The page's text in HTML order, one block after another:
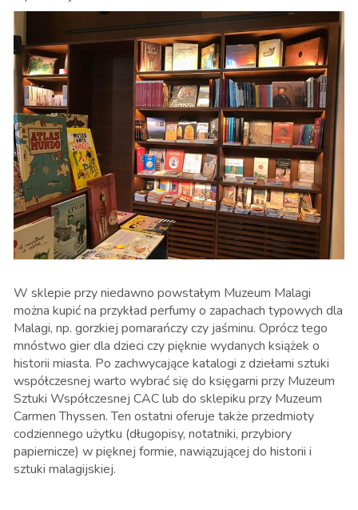
W sklepie przy niedawno powstałym Muzeum Malagi
można kupić na przykład perfumy o zapachach typowych dla
Malagi, np. gorzkiej pomarańczy czy jaśminu. Oprócz tego
mnóstwo gier dla dzieci czy pięknie wydanych książek o
historii miasta. Po zachwycające katalogi z dziełami sztuki
współczesnej warto wybrać się do księgarni przy Muzeum
Sztuki Współczesnej CAC lub do sklepiku przy Muzeum
Carmen Thyssen. Ten ostatni oferuje także przedmioty
codziennego użytku (długopisy, notatniki, przybiory
papiernicze) w pięknej formie, nawiązującej do historii i
sztuki malagijskiej.